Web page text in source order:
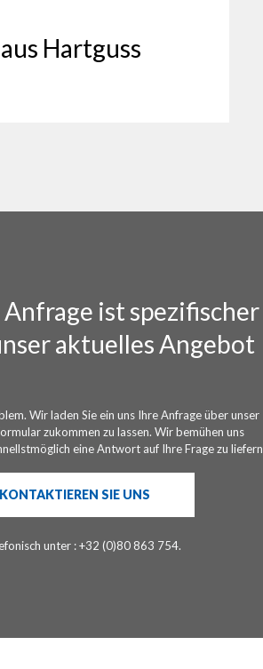
Hartguss
ist spezifischer
aktuelles Angebot
Wir laden Sie ein uns Ihre Anfrage über unser
zukommen zu lassen. Wir bemühen uns
eine Antwort auf Ihre Frage zu liefern
KONTAKTIEREN SIE UNS
unter : +32 (0)80 863 754.